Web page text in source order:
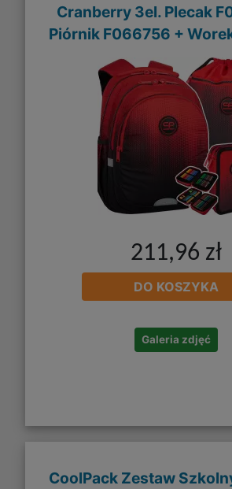
Cranberry 3el. Plecak
Piórnik F066756 +
211,96 zł
DO KOSZYKA
Galeria zdjęć
CoolPack Zestaw